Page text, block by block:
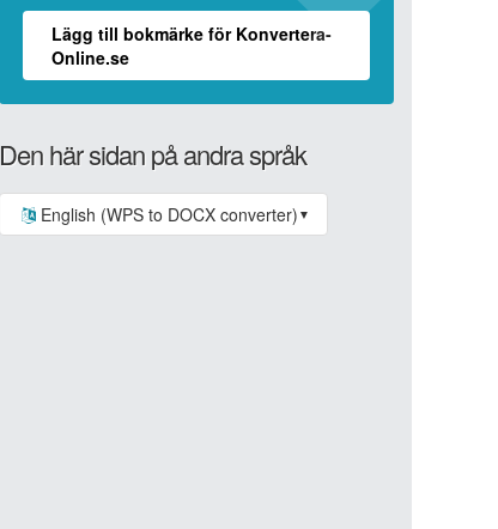
Lägg till bokmärke för Konvertera-
Online.se
Den här sidan på andra språk
English (WPS to DOCX converter) ▼